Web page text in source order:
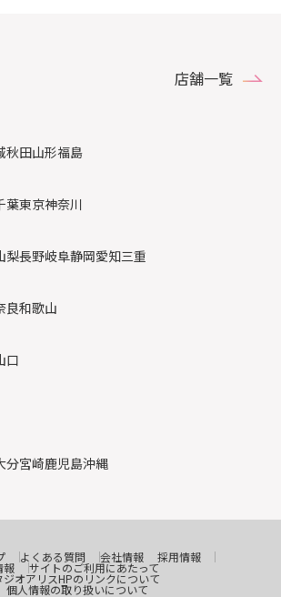
店舗一覧
秋田山形福島
葉東京神奈川
梨長野岐阜静岡愛知三重
良和歌山
口
分宮崎鹿児島沖縄
よくある質問 会社情報 採用情報
報 サイトのご利用にあたって
ジオアリスHPのリンクについて
個人情報の取り扱いについて